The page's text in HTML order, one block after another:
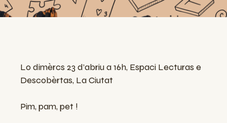
Lo dimèrcs 23 d’abriu a 16h, Espaci Lecturas e
Descobèrtas, La Ciutat
Pim, pam, pet !